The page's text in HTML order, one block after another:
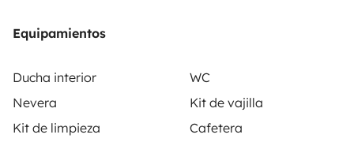
Equipamientos
Ducha interior
WC
Nevera
Kit de vajilla
Kit de limpieza
Cafetera